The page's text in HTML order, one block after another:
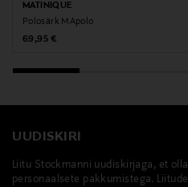
Märksõnad
lühikeste varrukatega, kootud
MATINIQUE
Polosärk MApolo
Original Price
69,95 €
UUDISKIRI
Liitu Stockmanni uudiskirjaga, et
personaalsete pakkumistega.